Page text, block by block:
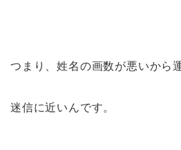
つまり、姓名の画数が悪いから
迷信に近いんです。